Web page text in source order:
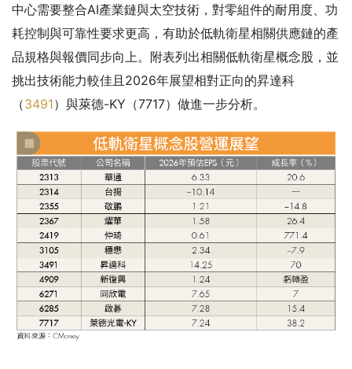
中心需要整合AI產業鏈與太空技術，對零組件的耐用度、功
耗控制與可靠性要求更高，有助於低軌衛星相關供應鏈的產
品規格與報價同步向上。附表列出相關低軌衛星概念股，並
挑出技術能力較佳且2026年展望相對正向的昇達科
（3491）與萊德-KY（7717）做進一步分析。